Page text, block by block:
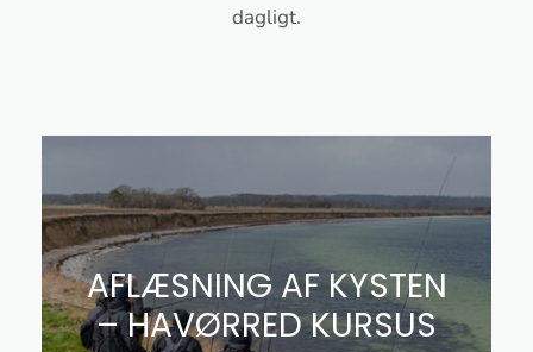
dagligt.
AFLÆSNING AF KYSTEN
– HAVØRRED KURSUS